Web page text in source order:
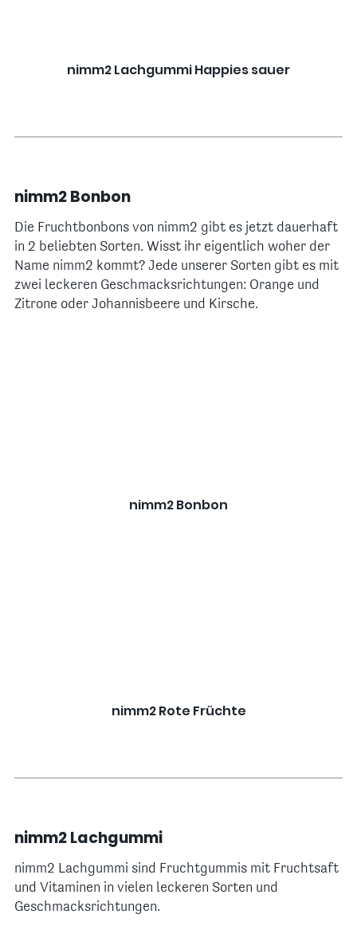
nimm2 Lachgummi Happies sauer
nimm2 Bonbon
Die Fruchtbonbons von nimm2 gibt es jetzt dauerhaft
in 2 beliebten Sorten. Wisst ihr eigentlich woher der
Name nimm2 kommt? Jede unserer Sorten gibt es mit
zwei leckeren Geschmacksrichtungen: Orange und
Zitrone oder Johannisbeere und Kirsche.
nimm2 Bonbon
nimm2 Rote Früchte
nimm2 Lachgummi
nimm2 Lachgummi sind Fruchtgummis mit Fruchtsaft
und Vitaminen in vielen leckeren Sorten und
Geschmacksrichtungen.